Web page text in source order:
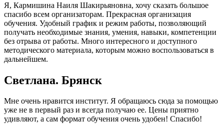
Я, Кармишина Наиля Шакирьяновна, хочу сказать большое
спасибо всем организаторам. Прекрасная организация
обучения. Удобный график и режим работы, позволяющий
получать необходимые знания, умения, навыки, компетенции
без отрыва от работы. Много интересного и доступного
методического материала, которым можно воспользоваться в
дальнейшем.
Cветлана. Брянск
Мне очень нравится институт. Я обращаюсь сюда за помощью
уже не в первый раз и всегда получаю ее. Цены приятно
удивляют, а сам формат обучения очень удобен! Спасибо!